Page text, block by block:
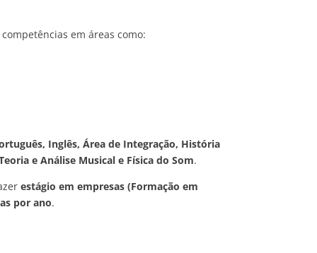
em áreas como:
Inglês, Área de Integração, História
e Análise Musical e Física do Som.
estágio em empresas (Formação em
por ano.